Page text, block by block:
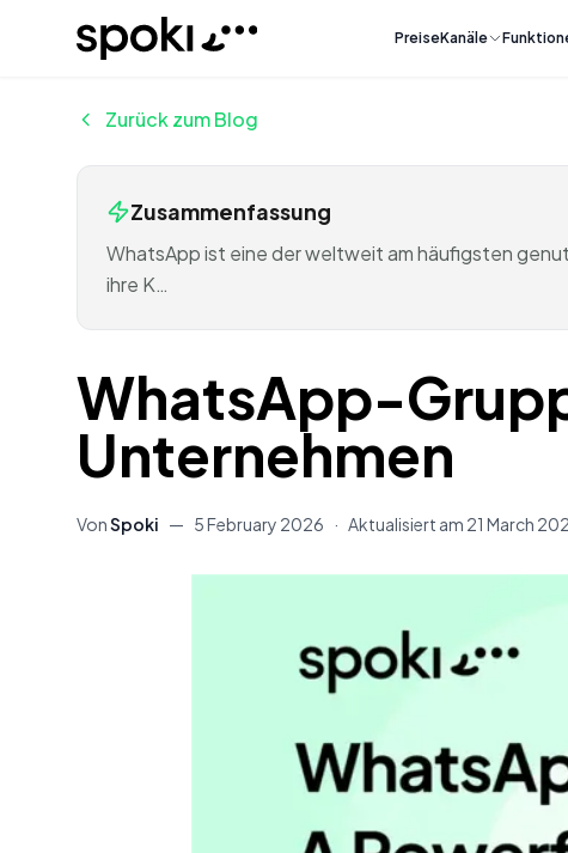
Spoki PreiseKanäle
Zurück zum Blog
Zusammenfassung
WhatsApp ist eine der weltweit am häufigsten
ihre K…
WhatsApp-
Unternehmen
VonSpoki — 5 February 2026 · Aktualisiert am 21 March